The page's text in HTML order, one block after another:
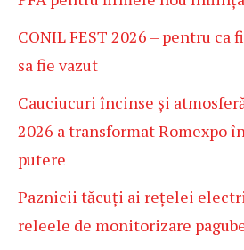
CONIL FEST 2026 – pentru
sa fie vazut
Cauciucuri încinse și
2026 a transformat Romexpo
putere
Paznicii tăcuți ai rețelei
releele de monitorizare